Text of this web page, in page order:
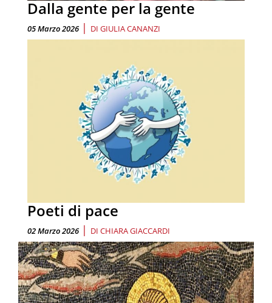
Dalla gente per la gente
05 Marzo 2026 | DI GIULIA CANANZI
Poeti di pace
02 Marzo 2026 | DI CHIARA GIACCARDI